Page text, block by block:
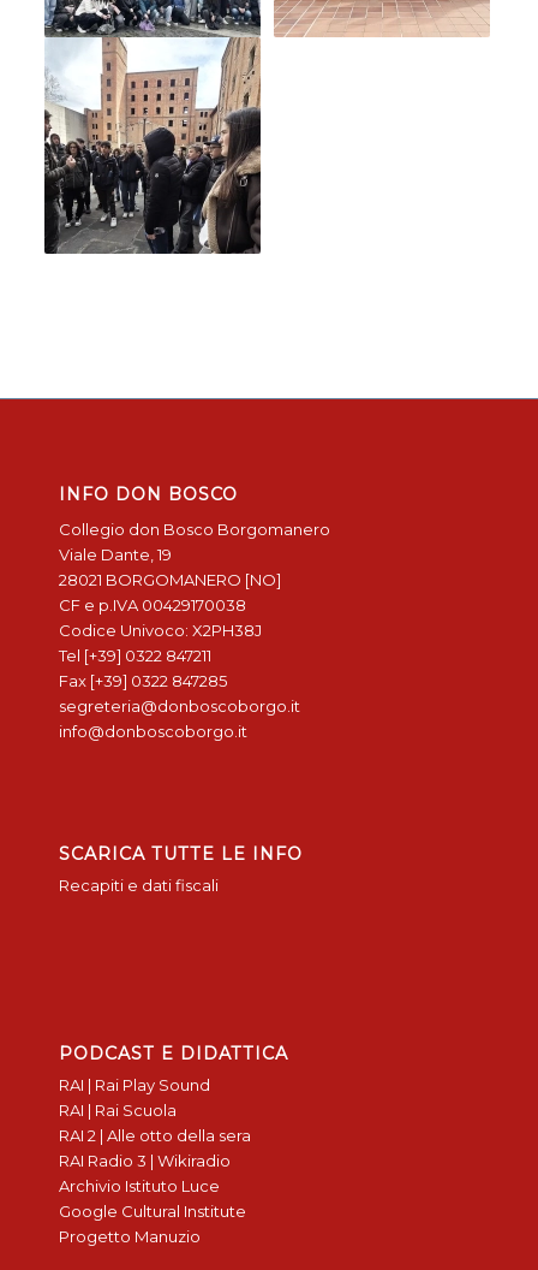
INFO DON BOSCO
Collegio don Bosco Borgomanero
Viale Dante, 19
28021 BORGOMANERO [NO]
CF e p.IVA 00429170038
Codice Univoco: X2PH38J
Tel [+39] 0322 847211
Fax [+39] 0322 847285
segreteria@donboscoborgo.it
info@donboscoborgo.it
SCARICA TUTTE LE INFO
Recapiti e dati fiscali
PODCAST E DIDATTICA
RAI | Rai Play Sound
RAI | Rai Scuola
RAI 2 | Alle otto della sera
RAI Radio 3 | Wikiradio
Archivio Istituto Luce
Google Cultural Institute
Progetto Manuzio